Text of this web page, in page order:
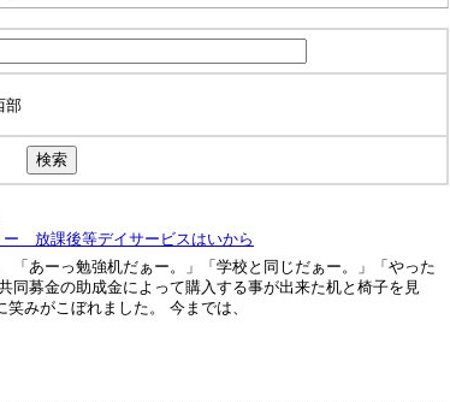
部
放課後等デイサービスはいから
「あーっ勉強机だぁー。」「学校と同じだぁー。」「やった
同募金の助成金によって購入する事が出来た机と椅子を見
笑みがこぼれました。 今までは、